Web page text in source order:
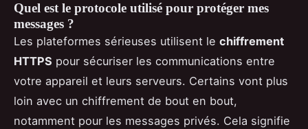
Quel est le protocole utilisé pour protéger mes
messages ?
Les plateformes sérieuses utilisent le chiffrement
HTTPS pour sécuriser les communications entre
votre appareil et leurs serveurs. Certains vont plus
loin avec un chiffrement de bout en bout,
notamment pour les messages privés. Cela signifie